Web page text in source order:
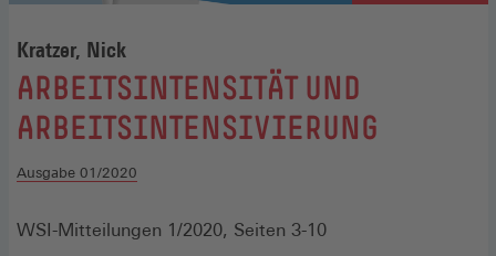
Kratzer, Nick
:
ARBEITSINTENSITÄT UND
ARBEITSINTENSIVIERUNG
Ausgabe 01/2020
WSI-Mitteilungen 1/2020, Seiten 3-10